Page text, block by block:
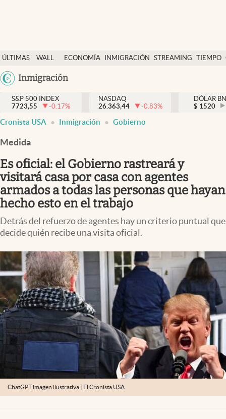
ÚLTIMAS
NOTICIAS
WALL
Y
DÓLAR
ECONOMÍA INMIGRACIÓN STREAMING TIEMPO
México
Inmigración
Finanzas y economía
Wall Street y dólar
Inmigración
Espiritual
Streaming
Lifestyle
USA
S&P 500 INDEX
7723,55
-0.17%
NASDAQ
26.363,44
-0.83%
DÓLAR
$ 1520
Cronista USA Inmigración Gobierno
Medida
Es oficial: el Gobierno rastreará y
visitará casa por casa con agentes
armados a todas las personas que hayan
hecho esto en el trabajo
Detrás del refuerzo de agentes hay un criterio puntual que
decide quién recibe una visita oficial.
ChatGPT imagen ilustrativa | El Cronista USA